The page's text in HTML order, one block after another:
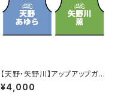
【天野・矢野川】アップアップガー
ルズ（２） ビブス 2026ver.
¥4,000